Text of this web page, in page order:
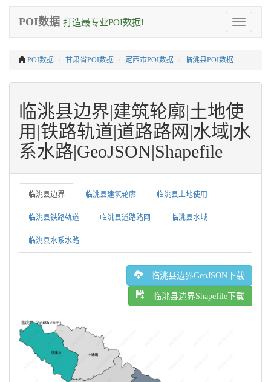
Toggle
navigation
POI数据 打造最专业POI数据!
POI数据 甘肃省POI数据 定西市POI数据 临洮县POI数据
临洮县边界|建筑轮廓|土地使
用|铁路轨道|道路路网|水域|水
系水路|GeoJSON|Shapefile
临洮县边界 临洮县建筑轮廓 临洮县土地使用
临洮县铁路轨道 临洮县道路路网 临洮县水域
临洮县水系水路
临洮县边界GeoJSON下载
临洮县边界Shapefile下载